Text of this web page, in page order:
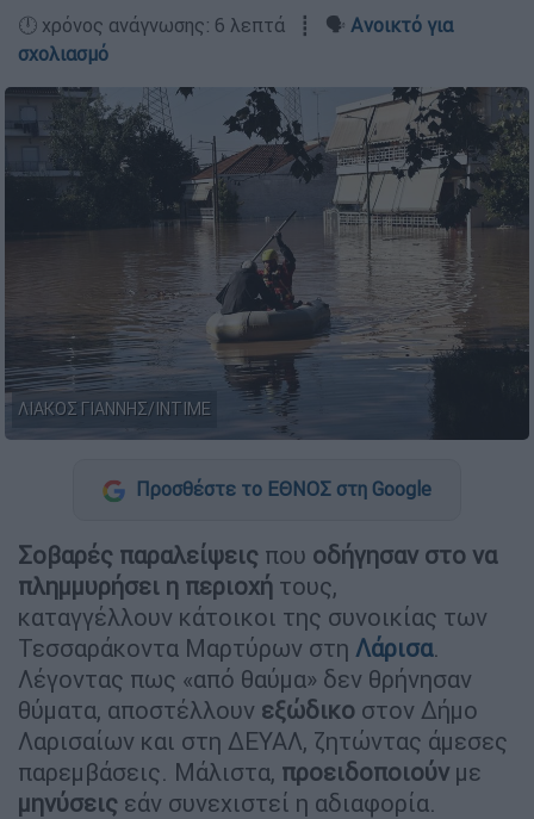
🕛 χρόνος ανάγνωσης: 6 λεπτά ┋ 🗣️ Ανοικτό για
σχολιασμό
ΛΙΑΚΟΣ ΓΙΑΝΝΗΣ/INTIME
Προσθέστε το ΕΘΝΟΣ στη Google
Σοβαρές παραλείψεις που οδήγησαν στο να
πλημμυρήσει η περιοχή τους,
καταγγέλλουν κάτοικοι της συνοικίας των
Τεσσαράκοντα Μαρτύρων στη Λάρισα.
Λέγοντας πως «από θαύμα» δεν θρήνησαν
θύματα, αποστέλλουν εξώδικο στον Δήμο
Λαρισαίων και στη ΔΕΥΑΛ, ζητώντας άμεσες
παρεμβάσεις. Μάλιστα, προειδοποιούν με
μηνύσεις εάν συνεχιστεί η αδιαφορία.